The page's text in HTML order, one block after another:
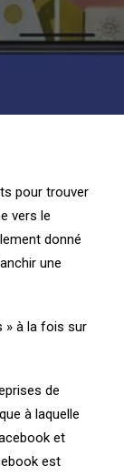
pour trouver
vers le
donné
une
» à la fois sur
de
à laquelle
et
est